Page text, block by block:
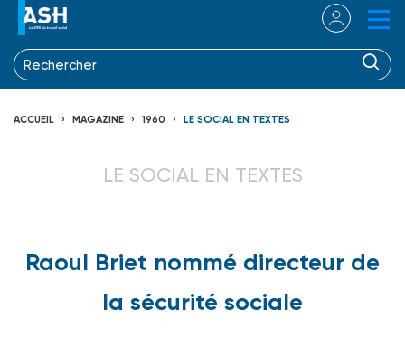
ACCUEIL MAGAZINE 1960 LE SOCIAL EN TEXTES
LE SOCIAL EN TEXTES
Raoul Briet nommé directeur de
la sécurité sociale